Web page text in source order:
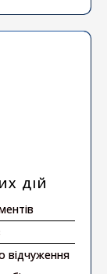
ДІЙ
відчуження